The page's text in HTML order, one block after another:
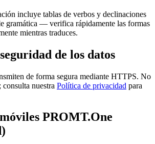
incluye tablas de verbos y declinaciones
gramática — verifica rápidamente las formas
mientras traduces.
de los datos
de forma segura mediante HTTPS. No
nuestra Política de privacidad para
PROMT.One